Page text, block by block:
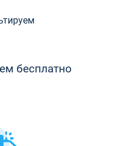
бесплатно